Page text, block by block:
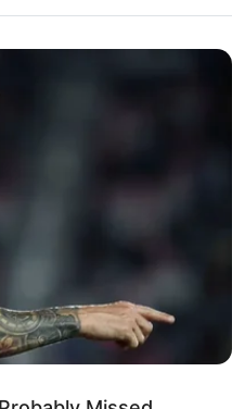
élargi et par ordre de
LES PRONOSTICS QUINTE DE LA